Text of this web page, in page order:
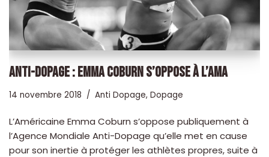
ANTI-DOPAGE : EMMA COBURN S’OPPOSE À L’AMA
14 novembre 2018 Anti Dopage, Dopage
L’Américaine Emma Coburn s’oppose publiquement à
l’Agence Mondiale Anti-Dopage qu’elle met en cause
pour son inertie à protéger les athlètes propres, suite à